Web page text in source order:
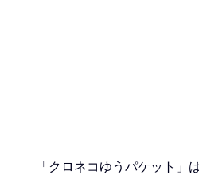
「クロネコゆうパケット」